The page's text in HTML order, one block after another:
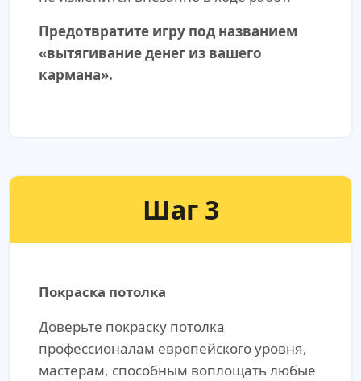
Предотвратите игру под названием
«вытягивание денег из вашего
кармана».
Шаг 3
Покраска потолка
Доверьте покраску потолка
профессионалам европейского уровня,
мастерам, способным воплощать любые